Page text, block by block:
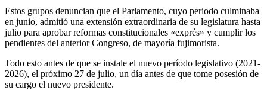
Estos grupos denuncian que el Parlamento, cuyo periodo culminaba
en junio, admitió una extensión extraordinaria de su legislatura hasta
julio para aprobar reformas constitucionales «exprés» y cumplir los
pendientes del anterior Congreso, de mayoría fujimorista.
Todo esto antes de que se instale el nuevo período legislativo (2021-
2026), el próximo 27 de julio, un día antes de que tome posesión de
su cargo el nuevo presidente.